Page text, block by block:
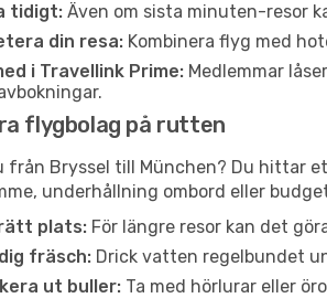
tidigt: Även om sista minuten-resor
din resa: Kombinera flyg med
i Travellink Prime: Medlemmar
flygbolag på rutten
från Bryssel till München? Du hittar
underhållning ombord eller
plats: För längre resor kan det
fräsch: Drick vatten regelbundet
ut buller: Ta med hörlurar eller